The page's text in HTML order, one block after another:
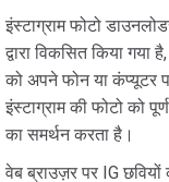
इंस्टाग्राम फोटो
द्वारा विकसित किया
को अपने फोन या कंप्यूटर
इंस्टाग्राम की फोटो को
का समर्थन करता है।
वेब ब्राउज़र पर IG